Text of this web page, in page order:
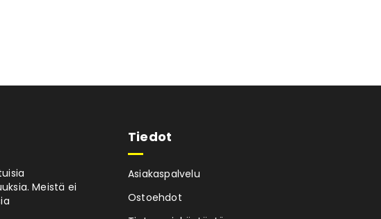
Meistä ei
Tiedot
Asiakaspalvelu
Ostoehdot